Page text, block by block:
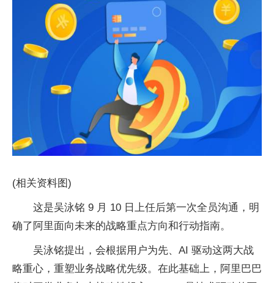
(相关资料图)
这是吴泳铭 9 月 10 日上任后第一次全员沟通，明
确了阿里面向未来的战略重点方向和行动指南。
吴泳铭提出，会根据用户为先、AI 驱动这两大战
略重心，重塑业务战略优先级。在此基础上，阿里巴巴